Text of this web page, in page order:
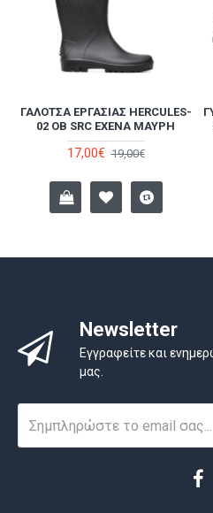
ΓΑΛΌΤΣΑ ΕΡΓΑΣΊΑΣ HERCULES-
02 ΟΒ SRC ΕΧΕΝΑ ΜΑΎΡΗ
17,00€ 19,00€
Newsletter
Εγγραφείτε και
μας.